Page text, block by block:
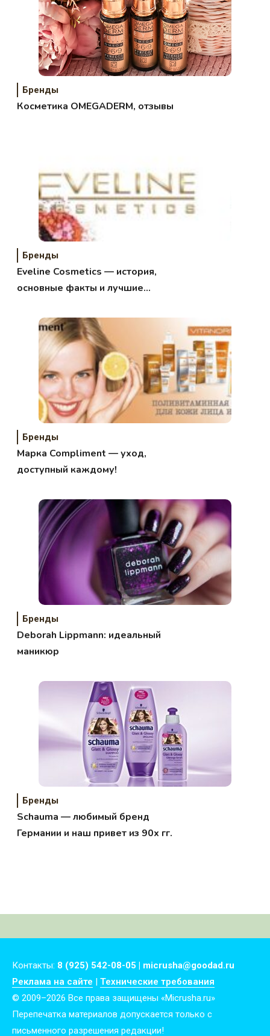
Бренды
Косметика OMEGADERM, отзывы
Бренды
Eveline Cosmetics — история,
основные факты и лучшие
Бренды
Марка Compliment — уход,
доступный каждому!
Бренды
Deborah Lippmann: идеальный
маникюр
Бренды
Schauma — любимый бренд
Германии и наш привет из 90х гг.
Контакты: 8 (925) 542-08-05 | micrusha@goodad.ru
Реклама на сайте | Технические требования
© 2009–2026 Все права защищены «Micrusha.ru»
Перепечатка материалов допускается только с
письменного разрешения редакции!